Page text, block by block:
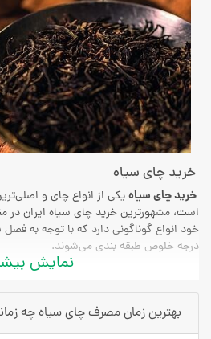
خرید چای سیاه
خرید چای سیاهیکی از انواع چای و
است، مشهورترین خرید چای سیاه ایران
خود انواع گوناگونی دارد که با توجه به
درجه خلوص طبقه بندی می‌شوند.
بهترین نوع چای سیاه چای سرگل ممتاز
است، در ادامه با انواع چای سیاه و
ترکیبات چای سیاه
نمایش
بهترین زمان مصرف چای سیاه چه